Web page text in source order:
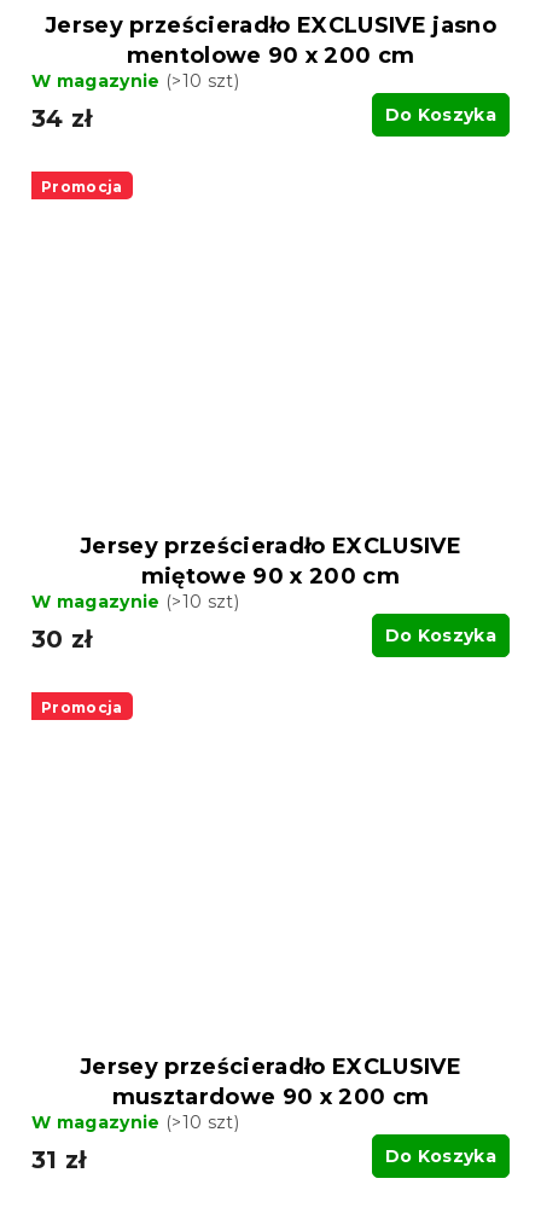
Jersey prześcieradło EXCLUSIVE jasno
mentolowe 90 x 200 cm
W magazynie (>10 szt)
34 zł Do Koszyka
Promocja
Jersey prześcieradło EXCLUSIVE
miętowe 90 x 200 cm
W magazynie (>10 szt)
30 zł Do Koszyka
Promocja
Jersey prześcieradło EXCLUSIVE
musztardowe 90 x 200 cm
W magazynie (>10 szt)
31 zł Do Koszyka